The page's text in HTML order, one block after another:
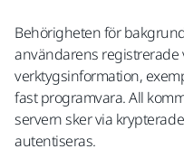
Behörigheten för
användarens registrerade
verktygsinformation,
fast programvara. All
servern sker via
autentiseras.